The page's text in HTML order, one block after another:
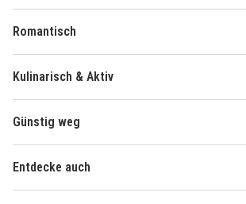
Romantisch
Kulinarisch & Aktiv
Günstig weg
Entdecke auch